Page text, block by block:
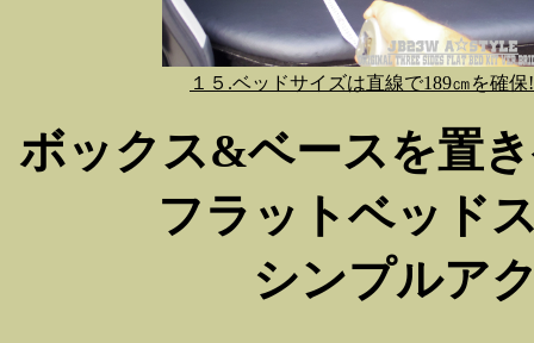
１５.ベッドサイズは直線で189㎝を確保
ボックス&ベースを置
フラットベッド
シンプルア